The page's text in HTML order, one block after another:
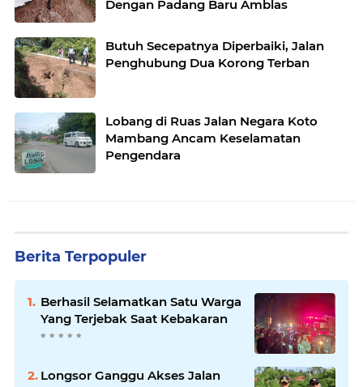
Dengan Padang Baru Amblas
Butuh Secepatnya Diperbaiki, Jalan
Penghubung Dua Korong Terban
Lobang di Ruas Jalan Negara Koto
Mambang Ancam Keselamatan
Pengendara
Berita Terpopuler
Berhasil Selamatkan Satu Warga
Yang Terjebak Saat Kebakaran
Longsor Ganggu Akses Jalan